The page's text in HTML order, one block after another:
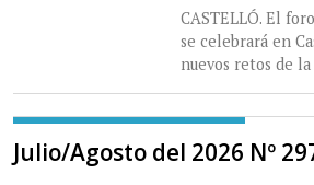
CASTELLÓ. El
se celebrará en
nuevos retos de la
Julio/Agosto del 2026 Nº